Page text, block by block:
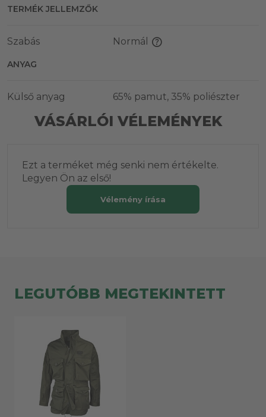
TERMÉK JELLEMZŐK
Szabás Normál
ANYAG
Külső anyag 65% pamut, 35% poliészter
VÁSÁRLÓI VÉLEMÉNYEK
Ezt a terméket még senki nem értékelte.
Legyen Ön az első!
Vélemény írása
LEGUTÓBB MEGTEKINTETT